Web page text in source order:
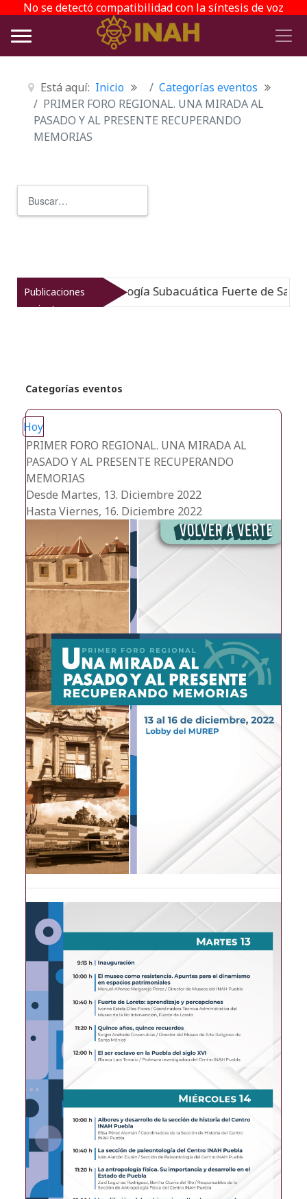
No se detectó compatibilidad con la síntesis de voz
Está aquí: Inicio
Categorías eventos
PRIMER FORO REGIONAL. UNA MIRADA AL
PASADO Y AL PRESENTE RECUPERANDO
MEMORIAS
Publicaciones
recientes
de Arqueología Subacuática Fuerte de San José
Categorías eventos
Hoy
PRIMER FORO REGIONAL. UNA MIRADA AL
PASADO Y AL PRESENTE RECUPERANDO
MEMORIAS
Desde Martes, 13. Diciembre 2022
Hasta Viernes, 16. Diciembre 2022